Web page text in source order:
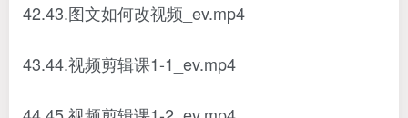
42.43.图文如何改视频_ev.mp4
43.44.视频剪辑课1-1_ev.mp4